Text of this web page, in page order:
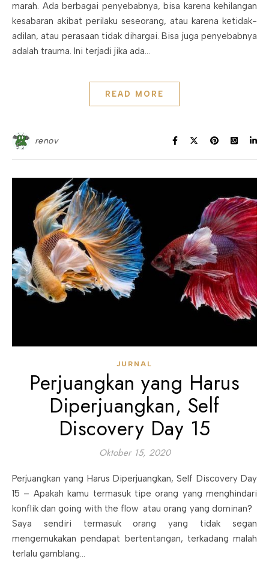
marah. Ada berbagai penyebabnya, bisa karena kehilangan
kesabaran akibat perilaku seseorang, atau karena ketidak-
adilan, atau perasaan tidak dihargai. Bisa juga penyebabnya
adalah trauma. Ini terjadi jika ada…
READ MORE
renov
JURNAL
Perjuangkan yang Harus
Diperjuangkan, Self
Discovery Day 15
Oktober 15, 2020
Perjuangkan yang Harus Diperjuangkan, Self Discovery Day
15 – Apakah kamu termasuk tipe orang yang menghindari
konflik dan going with the flow atau orang yang dominan?
Saya sendiri termasuk orang yang tidak segan
mengemukakan pendapat bertentangan, terkadang malah
terlalu gamblang…